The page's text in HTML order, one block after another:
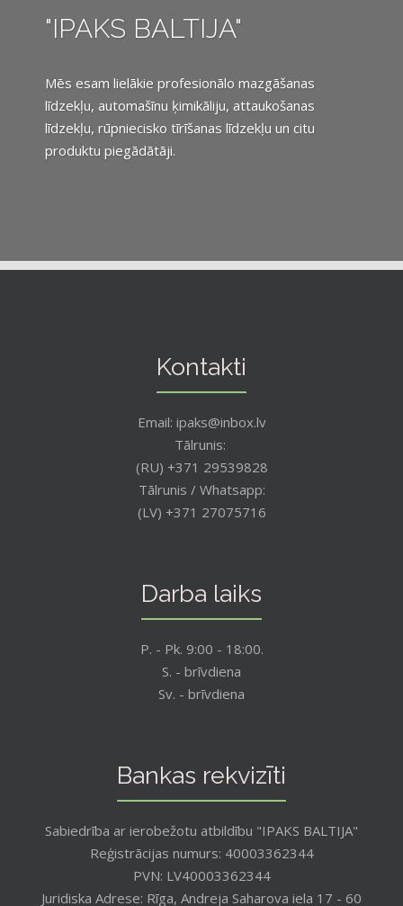
"IPAKS BALTIJA"
Mēs esam lielākie profesionālo mazgāšanas
līdzekļu, automašīnu ķimikāliju, attaukošanas
līdzekļu, rūpniecisko tīrīšanas līdzekļu un citu
produktu piegādātāji.
Kontakti
Email: ipaks@inbox.lv
Tālrunis:
(RU) +371 29539828
Tālrunis / Whatsapp:
(LV) +371 27075716
Darba laiks
P. - Pk. 9:00 - 18:00.
S. - brīvdiena
Sv. - brīvdiena
Bankas rekvizīti
Sabiedrība ar ierobežotu atbildību "IPAKS BALTIJA"
Reģistrācijas numurs: 40003362344
PVN: LV40003362344
Juridiska Adrese: Rīga, Andreja Saharova iela 17 - 60